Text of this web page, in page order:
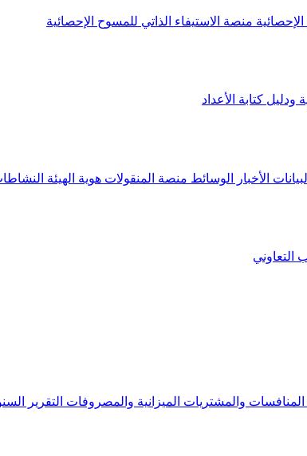
منصة الاستيفاء الذاتي للمسوح الإحصائية
ودليل كتابة الأعداد
الأخبار الوسائط منصة المنقولات هوية الهيئة
التعاوني
المنافسات والمشتريات الميزانية والمصروفات التقرير